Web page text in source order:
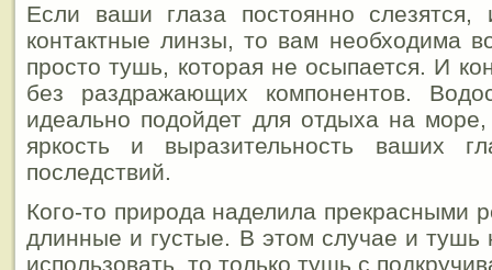
Если ваши глаза постоянно слезятся,
контактные линзы, то вам необходима
просто тушь, которая не осыпается. И
без раздражающих компонентов.
идеально подойдет для отдыха на море,
яркость и выразительность ваших
последствий.
Кого-то природа наделила прекрасными
длинные и густые. В этом случае и
использовать, то только тушь с